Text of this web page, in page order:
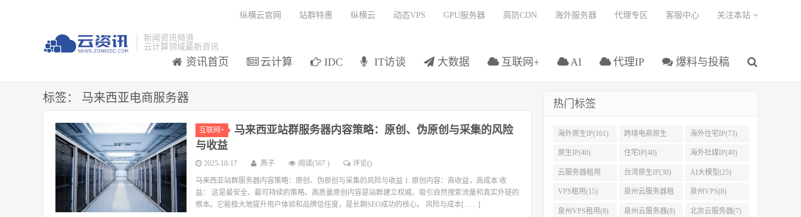
新闻资讯频道
云计算领域最新资讯
资讯首页 云计算 IDC IT访谈 大数据 互联网+ AI 代理IP 爆料与投稿
纵横云官网 站群特惠 纵横云 动态VPS GPU服务器 高防CDN 海外服务器 代理专区 客服中心 关注本站
标签： 马来西亚电商服务器
互联网+
马来西亚站群服务器内容策略：原创、伪原创与采集的风险
与收益
2025-10-17 燕子 阅读(507 ) 评论()
马来西亚站群服务器内容策略：原创、伪原创与采集的风险与收益 1. 原创内容：高收益，高成本 收
益： 这是最安全、最可持续的策略。高质量原创内容是站群建立权威、吸引自然搜索流量和真实外链的
根本。它能极大地提升用户体验和品牌信任度，是长期SEO成功的核心。 风险与成本[……]
热门标签
海外原生IP(161) 跨境电商原生
IP(108)
海外住宅IP(73)
原生IP(40) 住宅IP(40) 海外社媒IP(40)
云服务器租用
(37)
台湾原生IP(30) AI大模型(25)
VPS租用(15) 泉州云服务器租
用(8)
泉州VPS(8)
泉州VPS租用(8) 泉州云服务器(8) 北京云服务器(7)